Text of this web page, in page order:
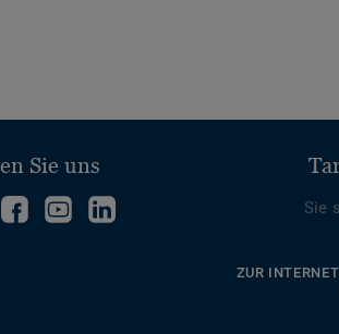
Sie uns
FolgenFolgeFolgen
Sie
ZUR